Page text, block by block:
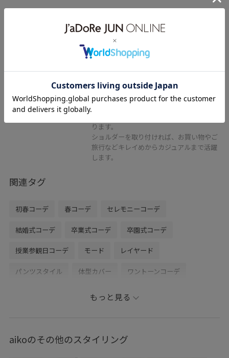
ROPÉ PICNIC PASSAGE
センターベルトワイドトップハン
ドル＆ショルダーバッグ
ブラック / F
¥5,271
レビュー
広めのマチで安定感があり、整理整頓しや
ります。
ショルダーを取り付ければ、お買い物やご
旅行などキレイめからカジュアルまで活躍
します。
関連タグ
初春コーデ 春コーデ セレモニーコーデ
結婚式コーデ 卒業式コーデ 卒園式コーデ
授業参観日コーデ モード レイヤード
パンツスタイル 体型カバー ワントーンコーデ
フェミニンコーデ
混合 高身長 トップス シャツ/ブラウス
もっと見る
aikoのその他のスタイリング